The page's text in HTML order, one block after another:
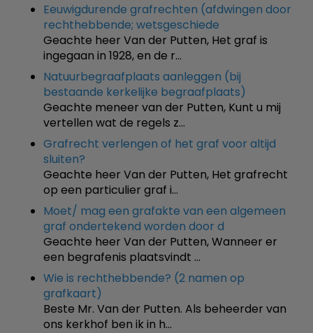
Eeuwigdurende grafrechten (afdwingen door
rechthebbende; wetsgeschiede
Geachte heer Van der Putten, Het graf is
ingegaan in 1928, en de r…
Natuurbegraafplaats aanleggen (bij
bestaande kerkelijke begraafplaats)
Geachte meneer van der Putten, Kunt u mij
vertellen wat de regels z…
Grafrecht verlengen of het graf voor altijd
sluiten?
Geachte heer Van der Putten, Het grafrecht
op een particulier graf i…
Moet/ mag een grafakte van een algemeen
graf ondertekend worden door d
Geachte heer Van der Putten, Wanneer er
een begrafenis plaatsvindt …
Wie is rechthebbende? (2 namen op
grafkaart)
Beste Mr. Van der Putten. Als beheerder van
ons kerkhof ben ik in h…